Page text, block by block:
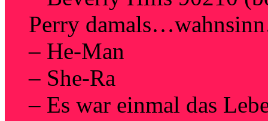
Perry
– He-Man
– She-Ra
– Es war einmal das